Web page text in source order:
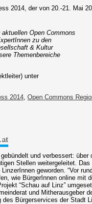
2014, der von 20.-21. Mai
Open Commons
zu den
& Kultur
Themenbereiche
unter
2014, Open Commons
und verbessert: über
Stellen weitergeleitet. Das
geworden. “Vor rund
wie BürgerInnen online mit
“Schau auf Linz”
und Mitherausgeber
des Bürgerservices der Stadt